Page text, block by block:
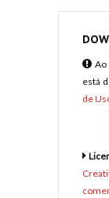
está
de